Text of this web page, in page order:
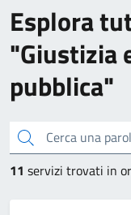
Esplora
"Giustizia
pubblica"
Cerca una parola chiave
11 servizi trovati in